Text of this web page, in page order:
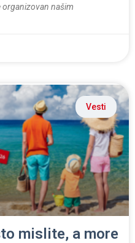
organizovan našim
Vesti
mislite, a more